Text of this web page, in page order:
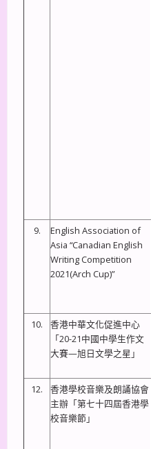
9.
English Association of
Asia “Canadian English
Writing Competition
2021(Arch Cup)”
10.
香港中華文化促進中心
「20-21中國中學生作文
大賽—旭日文學之星」
12.
香港學校音樂及朗誦協會
主辦「第七十四屆香港學
校音樂節」